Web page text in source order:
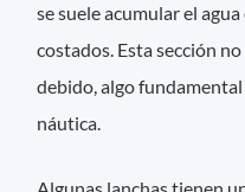
se suele acumular el
costados. Esta sección
debido, algo
náutica.